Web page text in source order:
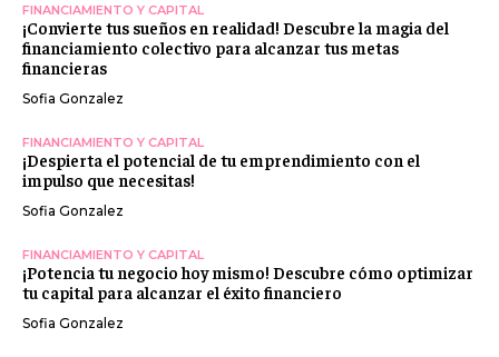
FINANCIAMIENTO Y CAPITAL
¡Convierte tus sueños en realidad! Descubre la magia del
financiamiento colectivo para alcanzar tus metas
financieras
Sofia Gonzalez
FINANCIAMIENTO Y CAPITAL
¡Despierta el potencial de tu emprendimiento con el
impulso que necesitas!
Sofia Gonzalez
FINANCIAMIENTO Y CAPITAL
¡Potencia tu negocio hoy mismo! Descubre cómo optimizar
tu capital para alcanzar el éxito financiero
Sofia Gonzalez